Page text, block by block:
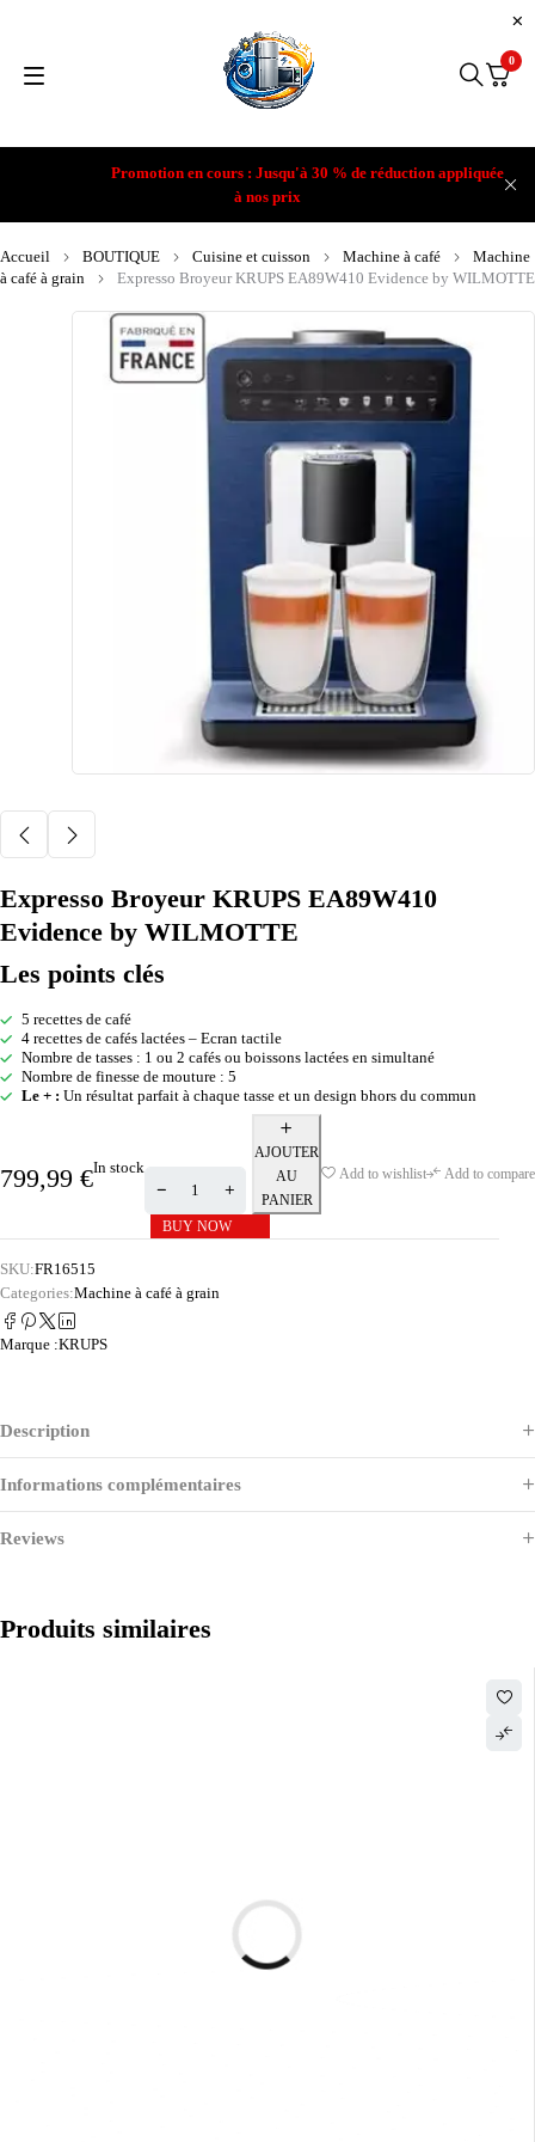
Promotion en cours : Jusqu'à 30 % de réduction appliquée
à nos prix
0
Accueil BOUTIQUE Cuisine et cuisson Machine à café
Machine
à café à grain
Expresso Broyeur KRUPS EA89W410 Evidence by WILMOTTE
Expresso Broyeur KRUPS EA89W410
Evidence by WILMOTTE
Les points clés
5 recettes de café
4 recettes de cafés lactées – Ecran tactile
Nombre de tasses : 1 ou 2 cafés ou boissons lactées en simultané
Nombre de finesse de mouture : 5
Le + : Un résultat parfait à chaque tasse et un design bhors du commun
799,99 €In stock
AJOUTER
AU
PANIER
BUY NOW
Add to wishlist Add to compare
SKU:FR16515
Categories:Machine à café à grain
Marque :KRUPS
Description
Informations complémentaires
Reviews
Produits similaires